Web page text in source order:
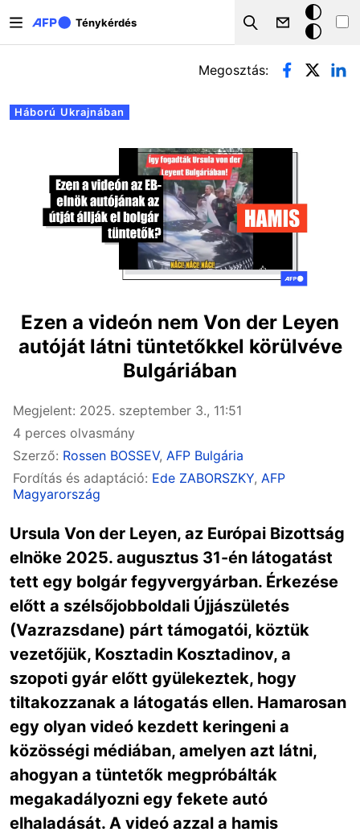
Ténykérdés
Search
Sötét
mód
Elsődleges fülek
Háború Ukrajnában
Megosztás:
Ezen a videón nem Von der Leyen
autóját látni tüntetőkkel körülvéve
Bulgáriában
Megjelent: 2025. szeptember 3., 11:51
4 perces olvasmány
Szerző: Rossen BOSSEV, AFP Bulgária
Fordítás és adaptáció: Ede ZABORSZKY, AFP
Magyarország
Ursula Von der Leyen, az Európai Bizottság
elnöke 2025. augusztus 31-én látogatást
tett egy bolgár fegyvergyárban. Érkezése
előtt a szélsőjobboldali Újjászületés
(Vazrazsdane) párt támogatói, köztük
vezetőjük, Kosztadin Kosztadinov, a
szopoti gyár előtt gyülekeztek, hogy
tiltakozzanak a látogatás ellen. Hamarosan
egy olyan videó kezdett keringeni a
közösségi médiában, amelyen azt látni,
ahogyan a tüntetők megpróbálták
megakadályozni egy fekete autó
elhaladását. A videó azzal a hamis